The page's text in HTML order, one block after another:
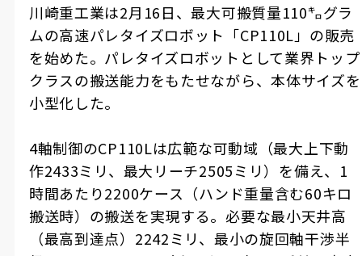
川崎重工業は2月16日、最大可搬質量110㌔グラ
ムの高速パレタイズロボット「CP110L」の販売
を始めた。パレタイズロボットとして業界トップ
クラスの搬送能力をもたせながら、本体サイズを
小型化した。
4軸制御のCP110Lは広範な可動域（最大上下動
作2433ミリ、最大リーチ2505ミリ）を備え、1
時間あたり2200ケース（ハンド重量含む60キロ
搬送時）の搬送を実現する。必要な最小天井高
（最高到達点）2242ミリ、最小の旋回軸干渉半